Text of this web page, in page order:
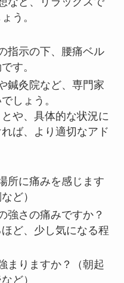
う。
指示の下、腰痛ベル
す。
鍼灸院など、専門家
しょう。
や、具体的な状況に
ば、より適切なアド
所に痛みを感じます
ど）
強さの痛みですか？
ど、少し気になる程
まりますか？（朝起
ど）